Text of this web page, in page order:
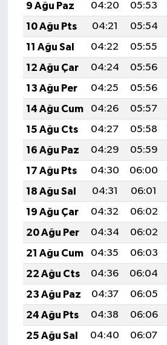
9 Ağu Paz
04:20 05:53
10 Ağu Pts
04:21 05:54
11 Ağu Sal
04:22 05:55
12 Ağu Çar
04:24 05:56
13 Ağu Per
04:25 05:56
14 Ağu Cum
04:26 05:57
15 Ağu Cts
04:27 05:58
16 Ağu Paz
04:29 05:59
17 Ağu Pts
04:30 06:00
18 Ağu Sal
04:31 06:01
19 Ağu Çar
04:32 06:02
20 Ağu Per
04:34 06:02
21 Ağu Cum
04:35 06:03
22 Ağu Cts
04:36 06:04
23 Ağu Paz
04:37 06:05
24 Ağu Pts
04:38 06:06
25 Ağu Sal
04:40 06:07